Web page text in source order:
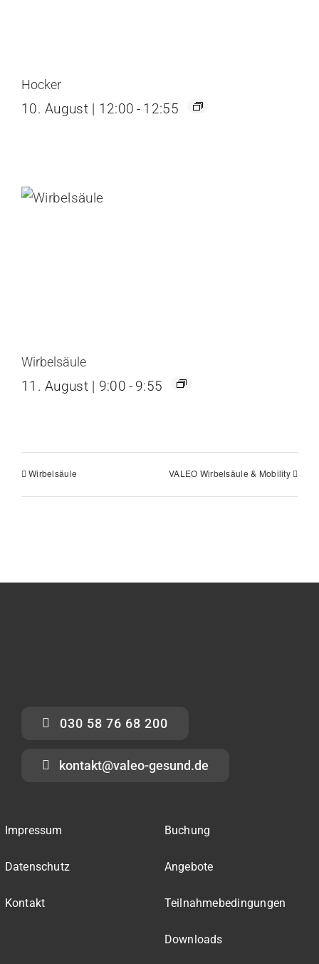
Hocker
10. August | 12:00 - 12:55
Wirbelsäule
11. August | 9:00 - 9:55
Wirbelsäule VALEO Wirbelsäule & Mobility
030 58 76 68 200
kontakt@valeo-gesund.de
Impressum
Datenschutz
Kontakt
Buchung
Angebote
Teilnahmebedingungen
Downloads